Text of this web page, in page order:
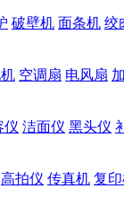
破壁机 面条机 绞
空调扇 电风扇
仪 洁面仪 黑头仪
高拍仪 传真机 复